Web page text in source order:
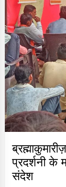
प्रदर्शनी के
संदेश